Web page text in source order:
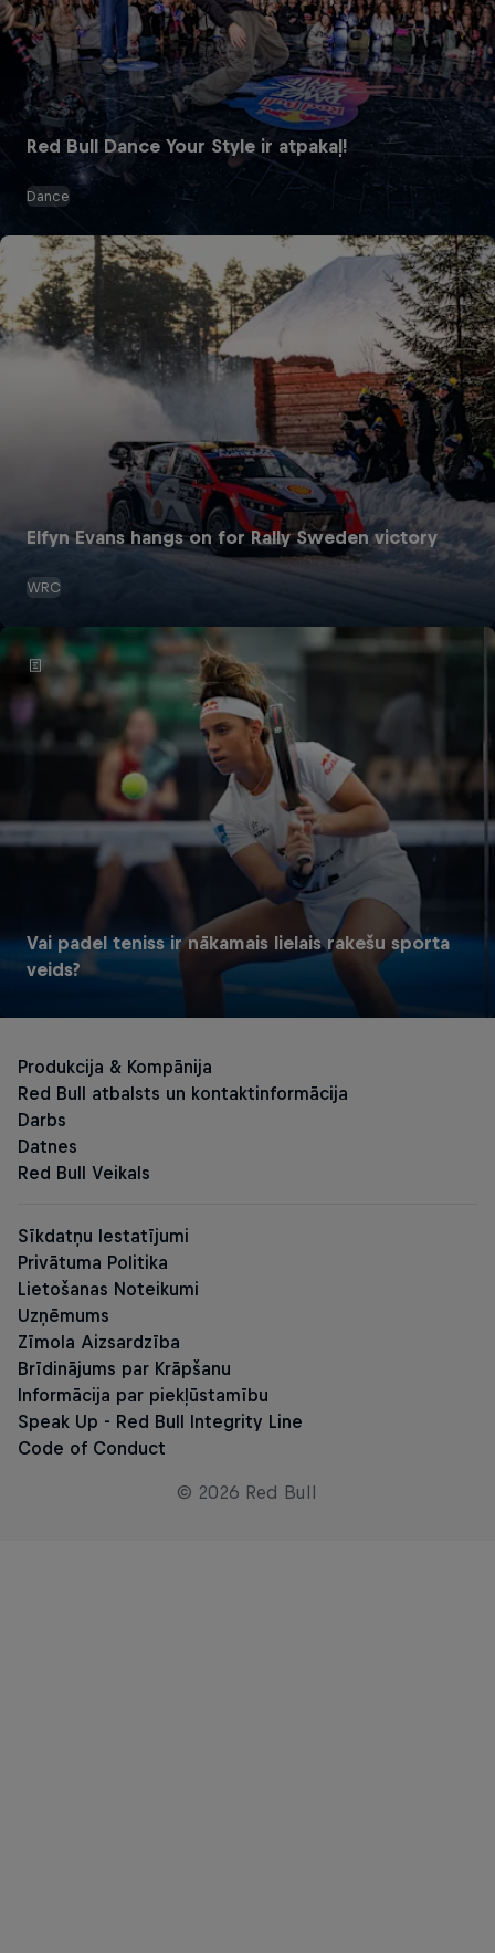
Red Bull Dance Your Style ir atpakaļ!
Dance
Elfyn Evans hangs on for Rally Sweden victory
WRC
Vai padel teniss ir nākamais lielais rakešu sporta
veids?